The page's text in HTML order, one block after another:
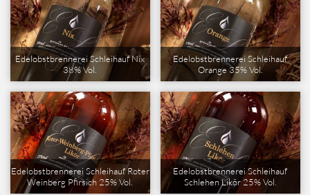
Edelobstbrennerei Schleihauf Nix
38% Vol.
Edelobstbrennerei Schleihauf
Orange 35% Vol.
Edelobstbrennerei Schleihauf Roter
Weinberg Pfirsich 25% Vol.
Edelobstbrennerei Schleihauf
Schlehen Likör 25% Vol.